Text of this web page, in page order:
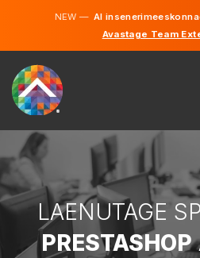
NEW —AI
Avastage Team
MEIST
EKSPERTIIS
KUIDAS SEE TÖÖTAB
KARJÄÄR
PALKAMA
LAENUTAGE
PRESTASHOP